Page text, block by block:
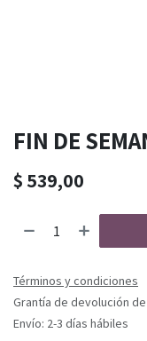
FIN DE
$ 539,00
Términos y condiciones
Grantía de devolución
Envío: 2-3 días hábiles